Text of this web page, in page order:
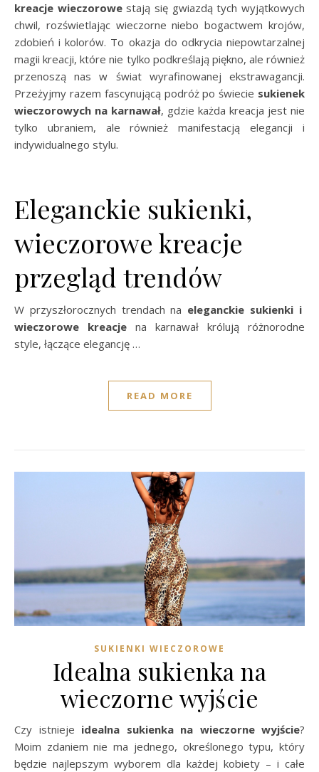
kreacje wieczorowestają się gwiazdą tych wyjątkowych
chwil, rozświetlając wieczorne niebo bogactwem krojów,
zdobień i kolorów. To okazja do odkrycia niepowtarzalnej
magii kreacji, które nie tylko podkreślają piękno, ale również
przenoszą nas w świat wyrafinowanej ekstrawagancji.
Przeżyjmy razem fascynującą podróż po świecie sukienek
wieczorowych na karnawał, gdzie każda kreacja jest nie
tylko ubraniem, ale również manifestacją elegancji i
indywidualnego stylu.
Eleganckie sukienki,
wieczorowe kreacje
przegląd trendów
W przyszłorocznych trendach na eleganckie sukienki i
wieczorowe kreacje na karnawał królują różnorodne
style, łączące elegancję …
READ MORE
SUKIENKI WIECZOROWE
Idealna sukienka na
wieczorne wyjście
Czy istnieje idealna sukienka na wieczorne wyjście?
Moim zdaniem nie ma jednego, określonego typu, który
będzie najlepszym wyborem dla każdej kobiety – i całe